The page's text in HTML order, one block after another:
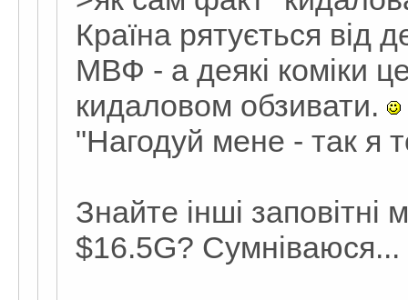
Країна рятується від
МВФ - а деякі коміки
кидаловом обзивати.
"Нагодуй мене - так я
Знайте інші заповітні
$16.5G? Сумніваюся...